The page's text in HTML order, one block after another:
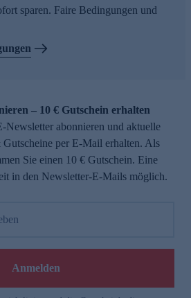
sparen. Faire Bedingungen und
– 10 € Gutschein erhalten
Newsletter abonnieren und aktuelle
per E-Mail erhalten. Als
Sie einen 10 € Gutschein. Eine
in den Newsletter-E-Mails möglich.
Anmelden